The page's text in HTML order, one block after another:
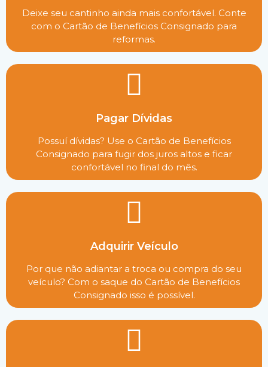
Deixe seu cantinho ainda mais confortável. Conte
com o Cartão de Benefícios Consignado para
reformas.
Pagar Dívidas
Possuí dívidas? Use o Cartão de Benefícios
Consignado para fugir dos juros altos e ficar
confortável no final do mês.
Adquirir Veículo
Por que não adiantar a troca ou compra do seu
veículo? Com o saque do Cartão de Benefícios
Consignado isso é possível.